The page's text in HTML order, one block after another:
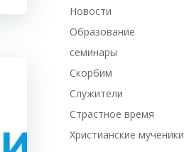
Новости
Образование
семинары
Скорбим
Служители
Страстное время
Христианские мученики